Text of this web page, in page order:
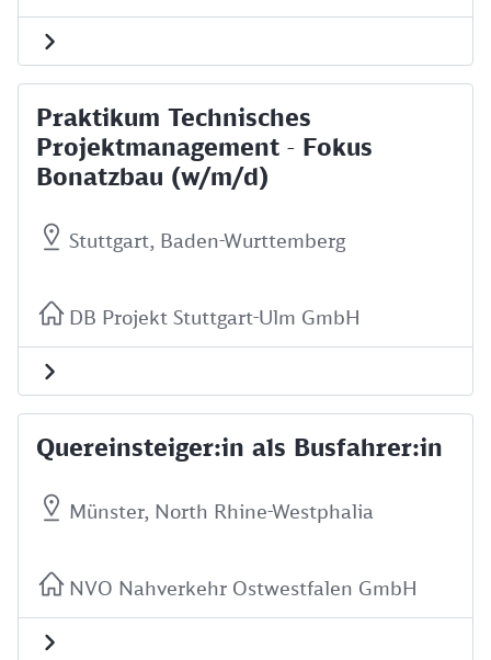
Praktikum Technisches
Projektmanagement - Fokus
Bonatzbau (w/m/d)
Stuttgart, Baden-Wurttemberg
DB Projekt Stuttgart-Ulm GmbH
Quereinsteiger:in als Busfahrer:in
Münster, North Rhine-Westphalia
NVO Nahverkehr Ostwestfalen GmbH